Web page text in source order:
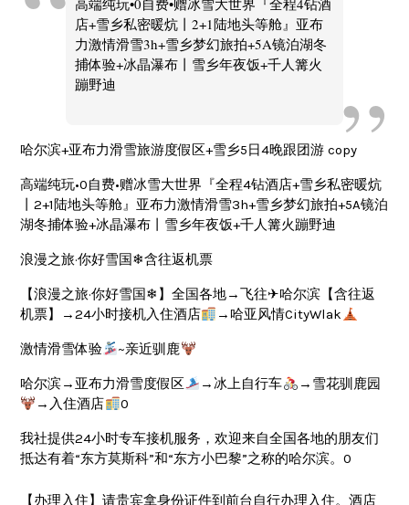
高端纯玩•0自费•赠冰雪大世界『全程4钻酒
店+雪乡私密暖炕丨2+1陆地头等舱』亚布
力激情滑雪3h+雪乡梦幻旅拍+5A镜泊湖冬
捕体验+冰晶瀑布丨雪乡年夜饭+千人篝火
蹦野迪
哈尔滨+亚布力滑雪旅游度假区+雪乡5日4晚跟团游 copy
高端纯玩•0自费•赠冰雪大世界『全程4钻酒店+雪乡私密暖炕
丨2+1陆地头等舱』亚布力激情滑雪3h+雪乡梦幻旅拍+5A镜泊
湖冬捕体验+冰晶瀑布丨雪乡年夜饭+千人篝火蹦野迪
浪漫之旅·你好雪国❄含往返机票
【浪漫之旅·你好雪国❄】全国各地→飞往✈哈尔滨【含往返
机票】→24小时接机入住酒店
→哈亚风情CityWlak
激情滑雪体验 ~亲近驯鹿
哈尔滨→亚布力滑雪度假区 →冰上自行车
→雪花驯鹿园
→入住酒店
0
我社提供24小时专车接机服务，欢迎来自全国各地的朋友们
抵达有着“东方莫斯科”和“东方小巴黎”之称的哈尔滨。0
【办理入住】请贵宾拿身份证件到前台自行办理入住。酒店